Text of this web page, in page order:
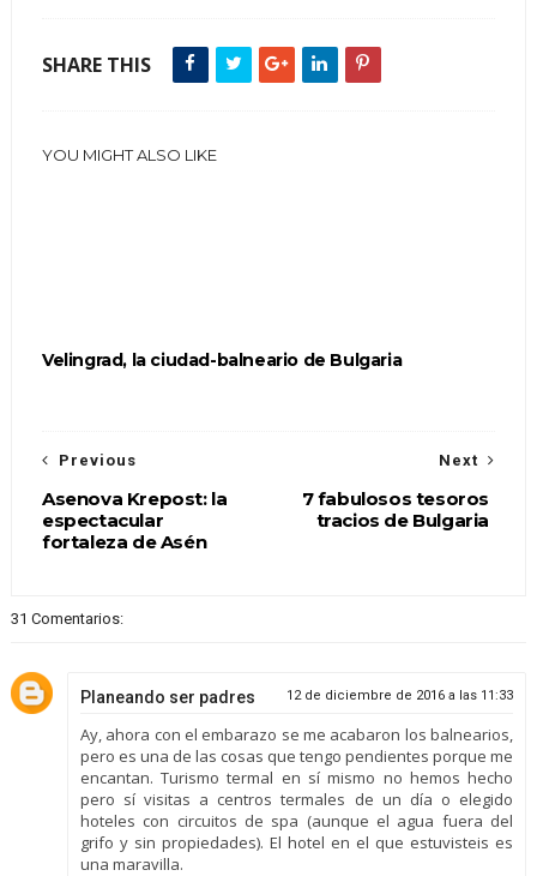
SHARE THIS
YOU MIGHT ALSO LIKE
Velingrad, la ciudad-balneario de Bulgaria
Next
7 fabulosos tesoros
tracios de Bulgaria
Previous
Asenova Krepost: la
espectacular
fortaleza de Asén
31 Comentarios:
Planeando ser padres 12 de diciembre de 2016 a las 11:33
Ay, ahora con el embarazo se me acabaron los balnearios,
pero es una de las cosas que tengo pendientes porque me
encantan. Turismo termal en sí mismo no hemos hecho
pero sí visitas a centros termales de un día o elegido
hoteles con circuitos de spa (aunque el agua fuera del
grifo y sin propiedades). El hotel en el que estuvisteis es
una maravilla.